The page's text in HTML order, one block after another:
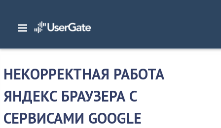
Главная/ Часто задаваемые вопросы
работа Яндекс Браузера с сервисами Google
НЕКОРРЕКТНАЯ РАБОТА
ЯНДЕКС БРАУЗЕРА С
СЕРВИСАМИ GOOGLE